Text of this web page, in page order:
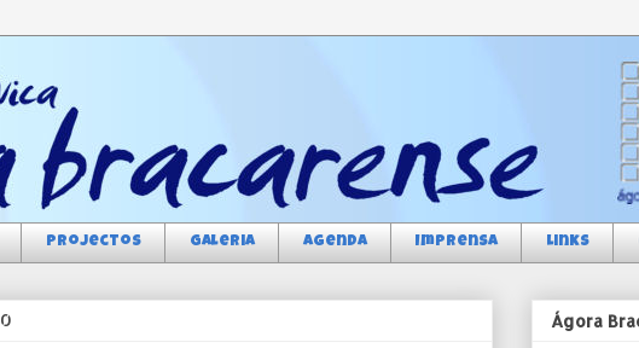
Projectos Galeria Agenda Imprensa Links
Ágora